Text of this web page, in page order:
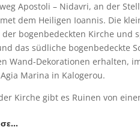
Apostoli – Nidavri, an der
dem Heiligen Ioannis. Die
der bogenbedeckten Kirche und
das südliche bogenbedeckte
Wand-Dekorationen erhalten,
Marina in Kalogerou.
Kirche gibt es Ruinen von
σε…